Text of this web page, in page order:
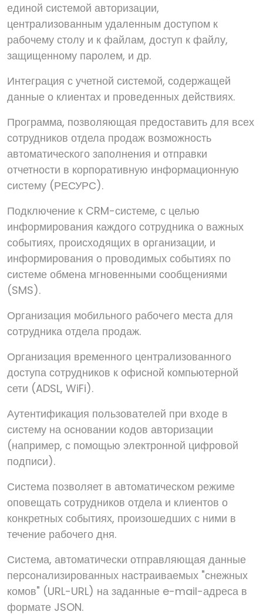
единой системой авторизации,
централизованным удаленным доступом к
рабочему столу и к файлам, доступ к файлу,
защищенному паролем, и др.
Интеграция с учетной системой, содержащей
данные о клиентах и проведенных действиях.
Программа, позволяющая предоставить для всех
сотрудников отдела продаж возможность
автоматического заполнения и отправки
отчетности в корпоративную информационную
систему (РЕСУРС).
Подключение к CRM-системе, с целью
информирования каждого сотрудника о важных
событиях, происходящих в организации, и
информирования о проводимых событиях по
системе обмена мгновенными сообщениями
(SMS).
Организация мобильного рабочего места для
сотрудника отдела продаж.
Организация временного централизованного
доступа сотрудников к офисной компьютерной
сети (ADSL, WiFi).
Аутентификация пользователей при входе в
систему на основании кодов авторизации
(например, с помощью электронной цифровой
подписи).
Система позволяет в автоматическом режиме
оповещать сотрудников отдела и клиентов о
конкретных событиях, произошедших с ними в
течение рабочего дня.
Система, автоматически отправляющая данные
персонализированных настраиваемых "снежных
комов" (URL-URL) на заданные e-mail-адреса в
формате JSON.